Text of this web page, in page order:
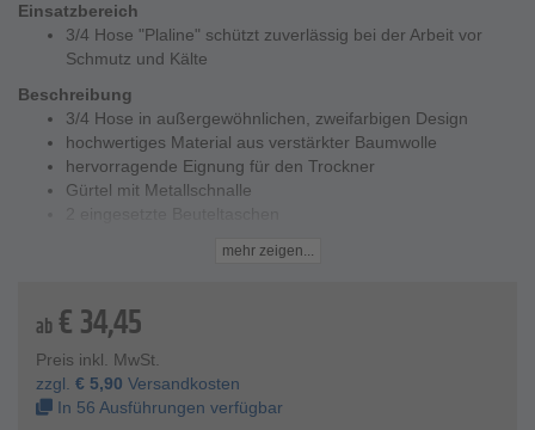
Einsatzbereich
3/4 Hose "Plaline" schützt zuverlässig bei der Arbeit vor
Schmutz und Kälte
Beschreibung
3/4 Hose in außergewöhnlichen, zweifarbigen Design
hochwertiges Material aus verstärkter Baumwolle
hervorragende Eignung für den Trockner
Gürtel mit Metallschnalle
Oberschenkeltasche mit Patte auf dem linken Bein
1 doppelte Maßstabtasche
Hammerschlauf
Technische Daten
Material - 60% Polyester, 40% Baumwolle, ca. 290 g/m²
Farben - schwarz/zink, kornblau/marine, marine/zink,
mehr zeigen...
ab €34,45
Preis inkl. MwSt.
zzgl. € 5,90 Versandkosten
In 56 Ausführungen verfügbar